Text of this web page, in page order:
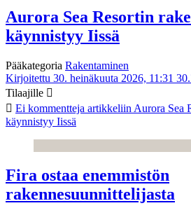
Aurora Sea Resortin
käynnistyy Iissä
Pääkategoria Rakentaminen
Kirjoitettu 30. heinäkuuta 2026, 11:31
Tilaajille
Ei kommentteja artikkeliin Aurora Sea
käynnistyy Iissä
Fira ostaa enemmistön
rakennesuunnittelijasta